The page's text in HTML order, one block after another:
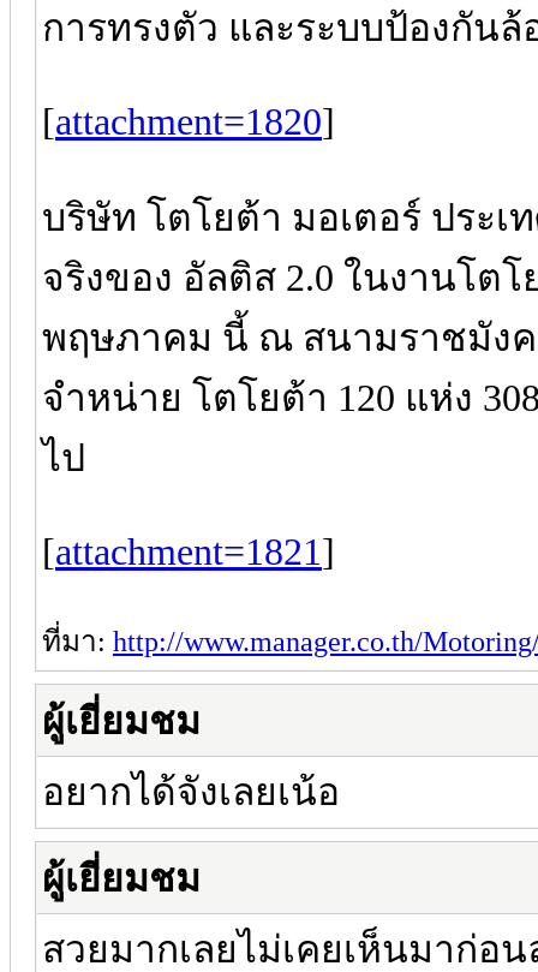
การทรงตัว และระบบป้องกันล้
[attachment=1820]
บริษัท โตโยต้า มอเตอร์ ประ
จริงของ อัลติส 2.0 ในงานโต
พฤษภาคม นี้ ณ สนามราชมัง
จำหน่าย โตโยต้า 120 แห่ง
ไป
[attachment=1821]
ที่มา: http://www.manager.co.th/
ผู้เยี่ยมชม
อยากได้จังเลยเน้อ
ผู้เยี่ยมชม
สวยมากเลยไม่เคยเห็นมาก่อน